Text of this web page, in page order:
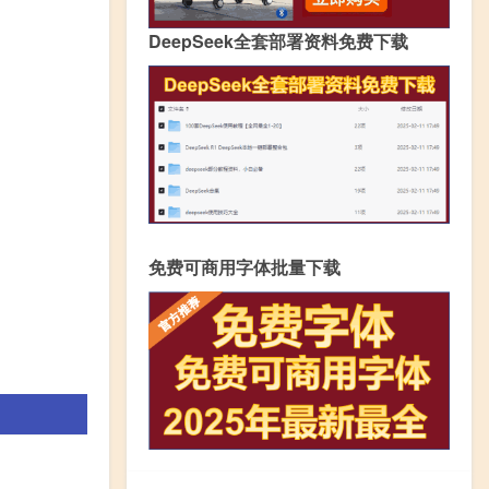
DeepSeek全套部署资料免费下载
免费可商用字体批量下载